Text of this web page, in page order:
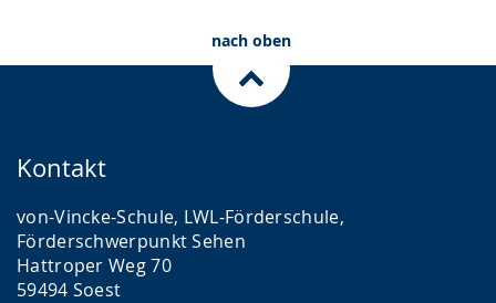
nach oben
Kontakt
von-Vincke-Schule, LWL-Förderschule,
Förderschwerpunkt Sehen
Hattroper Weg 70
59494 Soest